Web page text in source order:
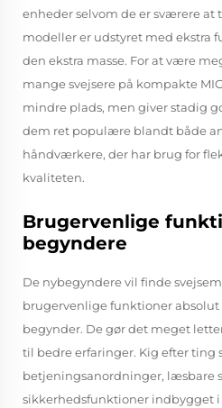
enheder selvom de er sværere at
modeller er udstyret med ekstra
den ekstra masse. For at være
mange svejsere på kompakte
mindre plads, men giver stadig
dem ret populære blandt både
håndværkere, der har brug for
kvaliteten.
Brugervenlige
begyndere
De nybegyndere vil finde
brugervenlige funktioner
begynder. De gør det meget
til bedre erfaringer. Kig efter ting
betjeningsanordninger, læsbare
sikkerhedsfunktioner indbygget